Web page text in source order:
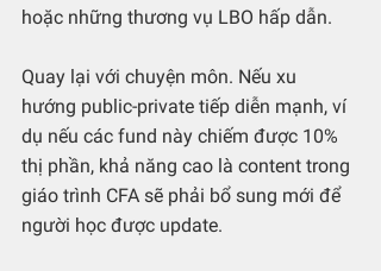
hoặc những thương vụ LBO hấp dẫn.
Quay lại với chuyện môn. Nếu xu
hướng public-private tiếp diễn mạnh, ví
dụ nếu các fund này chiếm được 10%
thị phần, khả năng cao là content trong
giáo trình CFA sẽ phải bổ sung mới để
người học được update.